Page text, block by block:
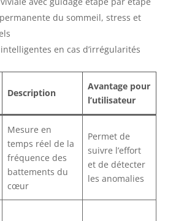
du sommeil, stress et
en cas d’irrégularités
Description
Avantage pour
l’utilisateur
Mesure en
temps réel de la
fréquence des
battements du
cœur
Permet de
suivre l’effort
et de détecter
les anomalies